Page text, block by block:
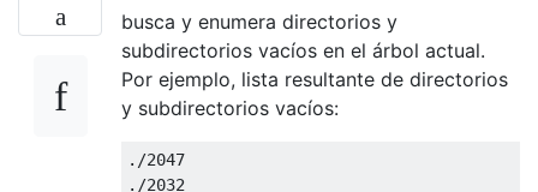
busca y enumera directorios y
subdirectorios vacíos en el árbol actual.
Por ejemplo, lista resultante de directorios
y subdirectorios vacíos:
./2047
./2032